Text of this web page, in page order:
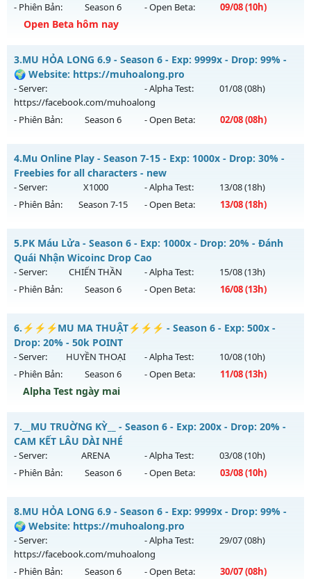
Exp: 9999x - Drop: 90%
Kiểu reset: Reset In Game
Thể loại: Mu Nguyên bản Webzen
Antihack: ICMPROTECT ✅ 🔴 ✨ ⚡️
- Phiên Bản:
Season 6 - Open Beta: 09/08(10h)
Open Beta hôm nay
MU KING SS6.15 - PHIÊN BẢN CUSTOM SS6.15
Mu mới ra tháng 08 2026 - Mở máy chủ
ngày 09/08/2626
Exp: 555x - Drop: 100%
Antihack: SPK
3.MU HỎA LONG 6.9 - Season 6 - Exp: 9999x - Drop: 99% -
🌍 Website: https://muhoalong.pro
- Server:
https://facebook.com/muhoalong
- Alpha Test: 01/08(08h)
- Phiên Bản: Season 6 - Open Beta: 02/08(08h)
MU HỎA LONG 6.9 - 🌍 Website: https://muhoalong.pro
Mu mới ra tháng 08 2026 - Mở máy chủ
https://facebook.com/muhoalongvào 08h ngày
02/08/2626
Kiểu reset: Non Reset
Thể loại: Mu Nguyên bản Webzen
Antihack: XShield
4.Mu Online Play - Season 7-15 - Exp: 1000x - Drop: 30% -
Freebies for all characters - new
- Server: X1000 - Alpha Test: 13/08(18h)
- Phiên Bản:
Season 7-15 - Open Beta: 13/08(18h)
Mu Online Play - Freebies for all characters - new
Mu mới ra tháng 08 2026 - Mở máy chủ
13/08/2626
Exp: 1000x - Drop: 30%
Thể loại: Mu Nguyên bản Webzen
Antihack: AntiShield
5.PK Máu Lửa - Season 6 - Exp: 1000x - Drop: 20% - Đánh
Quái Nhận Wicoinc Drop Cao
- Server: CHIẾN THẦN - Alpha Test: 15/08(13h)
- Phiên Bản:
Season 6 - Open Beta: 16/08(13h)
PK Máu Lửa - Đánh Quái Nhận Wicoinc Drop Cao
Mu mới ra tháng 08 2026 - Mở máy chủ
13h ngày 16/08/2626
Exp: 1000x - Drop: 20%
Kiểu reset: Reset In Game
Thể loại: Mu Nguyên bản Webzen
Antihack: GameGuard
6. ⚡⚡⚡MU MA THUẬT⚡⚡⚡ - Season 6 - Exp: 500x -
Drop: 20% - 50k POINT
- Server: HUYỀN THOẠI - Alpha Test: 10/08(10h)
- Phiên Bản:
Season 6 - Open Beta: 11/08(13h)
Alpha Test ngày mai
⚡⚡⚡MU MA THUẬT⚡⚡⚡ - 50k POINT
Mu mới ra tháng 08 2026 - Mở máy chủ
13h ngày 11/08/2626
Exp: 500x - Drop: 20%
Thể loại: Mu Nguyên bản Webzen
Antihack: SHARK
7. __MU TRUỜNG KỲ__ - Season 6 - Exp: 200x - Drop: 20% -
CAM KẾT LÂU DÀI NHÉ
- Server: ARENA - Alpha Test: 03/08(10h)
- Phiên Bản:
Season 6 - Open Beta: 03/08(10h)
__MU TRUỜNG KỲ__ - CAM KẾT LÂU DÀI NHÉ
Mu mới ra tháng 08 2026 - Mở máy chủ
ngày 03/08/2626
Exp: 200x - Drop: 20%
8.MU HỎA LONG 6.9 - Season 6 - Exp: 9999x - Drop: 99% -
🌍 Website: https://muhoalong.pro
- Server:
https://facebook.com/muhoalong
- Alpha Test: 29/07(08h)
- Phiên Bản: Season 6 - Open Beta: 30/07(08h)